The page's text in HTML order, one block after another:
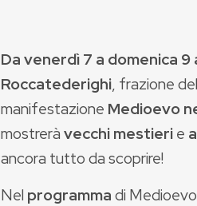
Da venerdì 7 a domenica
Roccatederighi, frazione
manifestazione Medioevo
mostreràvecchi mestierie
ancora tutto da scoprire!
Nel programmadi